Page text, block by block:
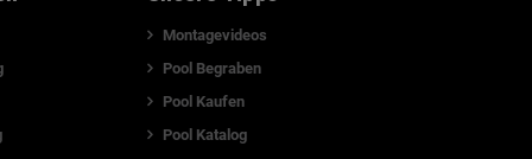
Montagevideos
Pool Begraben
Pool Kaufen
Pool Katalog